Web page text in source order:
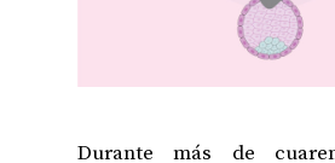
Durante más de